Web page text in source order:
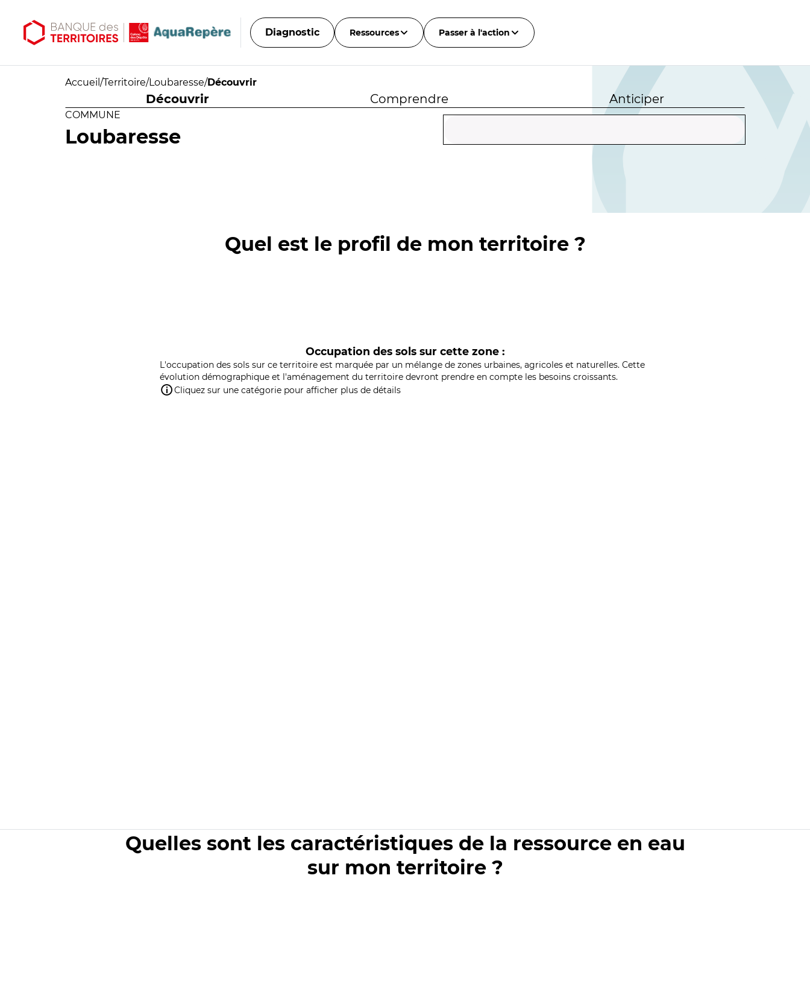
Diagnostic Ressources Passer à l'action
Accueil /Territoire/Loubaresse/Découvrir
Découvrir Comprendre Anticiper
COMMUNE
Loubaresse
Quel est le profil de mon territoire ?
Occupation des sols sur cette zone :
L'occupation des sols sur ce territoire est marquée par un mélange de zones urbaines, agricoles et naturelles. Cette
évolution démographique et l'aménagement du territoire devront prendre en compte les besoins croissants.
Cliquez sur une catégorie pour afficher plus de détails
Quelles sont les caractéristiques de la ressource en eau
sur mon territoire ?